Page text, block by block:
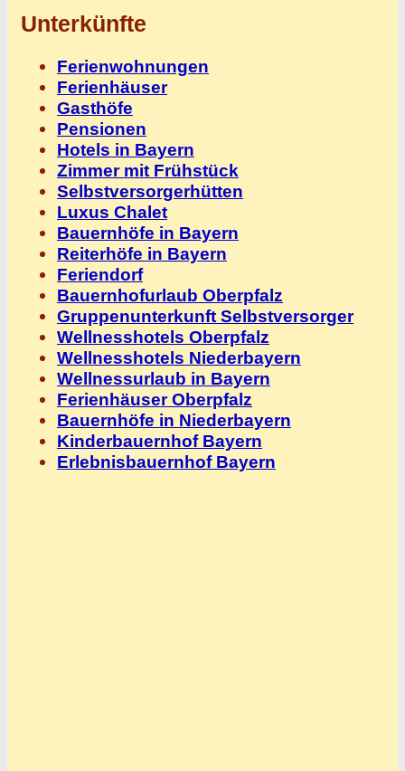
Unterkünfte
Ferienwohnungen
Ferienhäuser
Gasthöfe
Pensionen
Hotels in Bayern
Zimmer mit Frühstück
Selbstversorgerhütten
Luxus Chalet
Bauernhöfe in Bayern
Reiterhöfe in Bayern
Feriendorf
Bauernhofurlaub Oberpfalz
Gruppenunterkunft Selbstversorger
Wellnesshotels Oberpfalz
Wellnesshotels Niederbayern
Wellnessurlaub in Bayern
Ferienhäuser Oberpfalz
Bauernhöfe in Niederbayern
Kinderbauernhof Bayern
Erlebnisbauernhof Bayern